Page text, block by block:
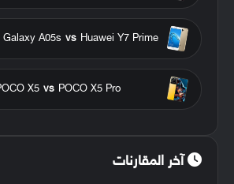
Huawei Y7 Prime
vs
Galaxy A05s
POCO X5 Pro
vs
X5
آخر المقارنات